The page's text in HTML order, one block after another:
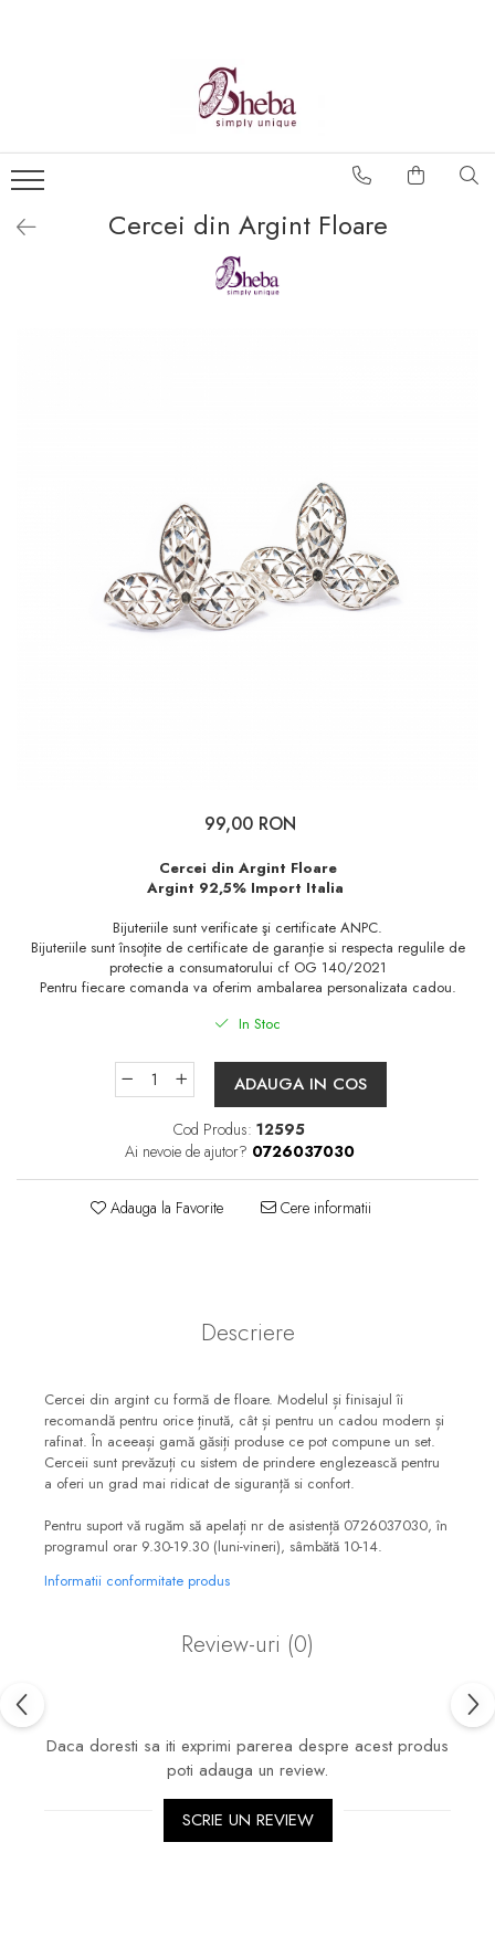
Cercei din Argint Floare
99,00 RON
Cercei din Argint Floare
Argint 92,5% Import Italia
Bijuteriile sunt verificate şi certificate ANPC.
Bijuteriile sunt însoţite de certificate de garanţie si respecta regulile de
protectie a consumatorului cf OG 140/2021
Pentru fiecare comanda va oferim ambalarea personalizata cadou.
In Stoc
ADAUGA IN COS
Cod Produs: 12595
Ai nevoie de ajutor? 0726037030
Adauga la Favorite Cere informatii
Descriere
Cercei din argint cu formă de floare. Modelul și finisajul îi
recomandă pentru orice ținută, cât și pentru un cadou modern și
rafinat. În aceeași gamă găsiți produse ce pot compune un set.
Cerceii sunt prevăzuți cu sistem de prindere englezească pentru
a oferi un grad mai ridicat de siguranță si confort.
Pentru suport vă rugăm să apelați nr de asistență 0726037030, în
programul orar 9.30-19.30 (luni-vineri), sâmbătă 10-14.
Informatii conformitate produs
Review-uri (0)
Daca doresti sa iti exprimi parerea despre acest produs
poti adauga un review.
SCRIE UN REVIEW